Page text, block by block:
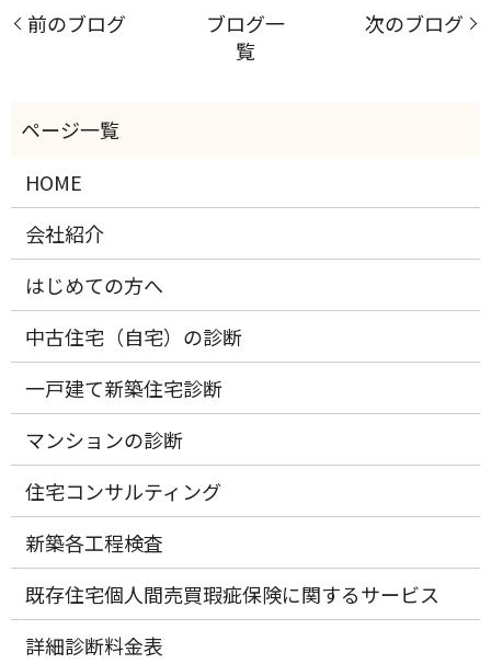
前のブログ
ブログ一
覧
次のブログ
HOME
会社紹介
はじめての方へ
中古住宅（自宅）の診断
一戸建て新築住宅診断
マンションの診断
住宅コンサルティング
新築各工程検査
既存住宅個人間売買瑕疵保険に関するサービス
詳細診断料金表